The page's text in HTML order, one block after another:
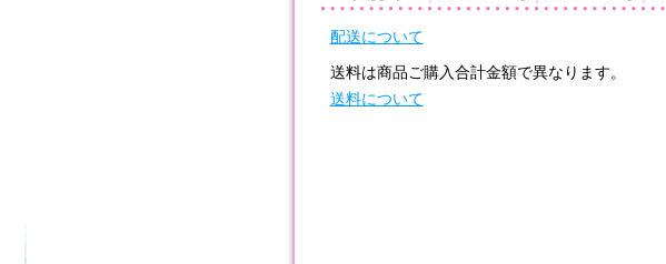
配送について
送料は商品ご購入合計金額で異なります。
送料について